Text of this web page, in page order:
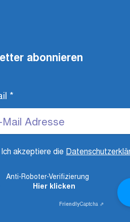
abonnieren
*
Ich akzeptiere die
Anti-Roboter-Verifizierung
Hier klicken
FriendlyCaptcha ⇗